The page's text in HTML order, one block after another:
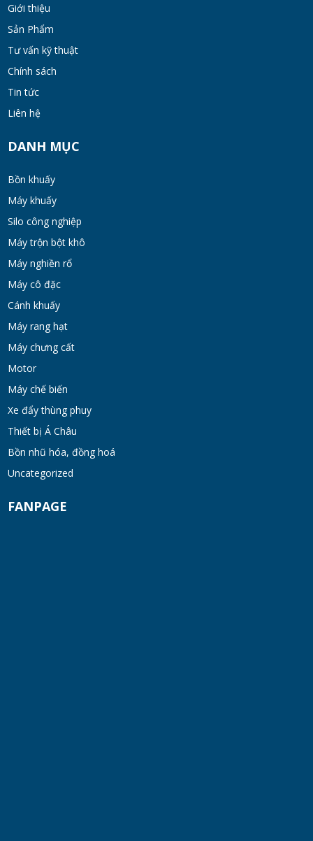
Giới thiệu
Sản Phẩm
Tư vấn kỹ thuật
Chính sách
Tin tức
Liên hệ
DANH MỤC
Bồn khuấy
Máy khuấy
Silo công nghiệp
Máy trộn bột khô
Máy nghiền rổ
Máy cô đặc
Cánh khuấy
Máy rang hạt
Máy chưng cất
Motor
Máy chế biến
Xe đẩy thùng phuy
Thiết bị Á Châu
Bồn nhũ hóa, đồng hoá
Uncategorized
FANPAGE